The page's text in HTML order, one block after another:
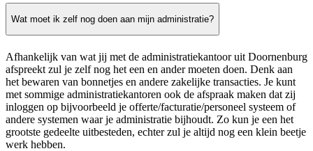
Wat moet ik zelf nog doen aan mijn administratie?
Afhankelijk van wat jij met de administratiekantoor uit Doornenburg
afspreekt zul je zelf nog het een en ander moeten doen. Denk aan
het bewaren van bonnetjes en andere zakelijke transacties. Je kunt
met sommige administratiekantoren ook de afspraak maken dat zij
inloggen op bijvoorbeeld je offerte/facturatie/personeel systeem of
andere systemen waar je administratie bijhoudt. Zo kun je een het
grootste gedeelte uitbesteden, echter zul je altijd nog een klein beetje
werk hebben.